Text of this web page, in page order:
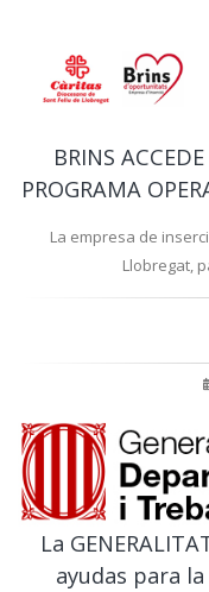
BRINS
PROGRAMA
La empresa de
Llobregat,
La
ayudas para